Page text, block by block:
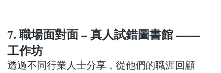
7. 職場面對面 – 真人試錯圖書館 ——
工作坊
透過不同行業人士分享，從他們的職涯回顧